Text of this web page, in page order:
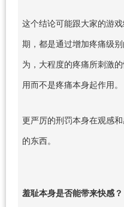
这个结论可能跟大家的游
期，都是通过增加疼痛级
为，大程度的疼痛所刺激
用而不是疼痛本身起作用。
更严厉的刑罚本身在观感
的东西。
羞耻本身是否能带来快感？